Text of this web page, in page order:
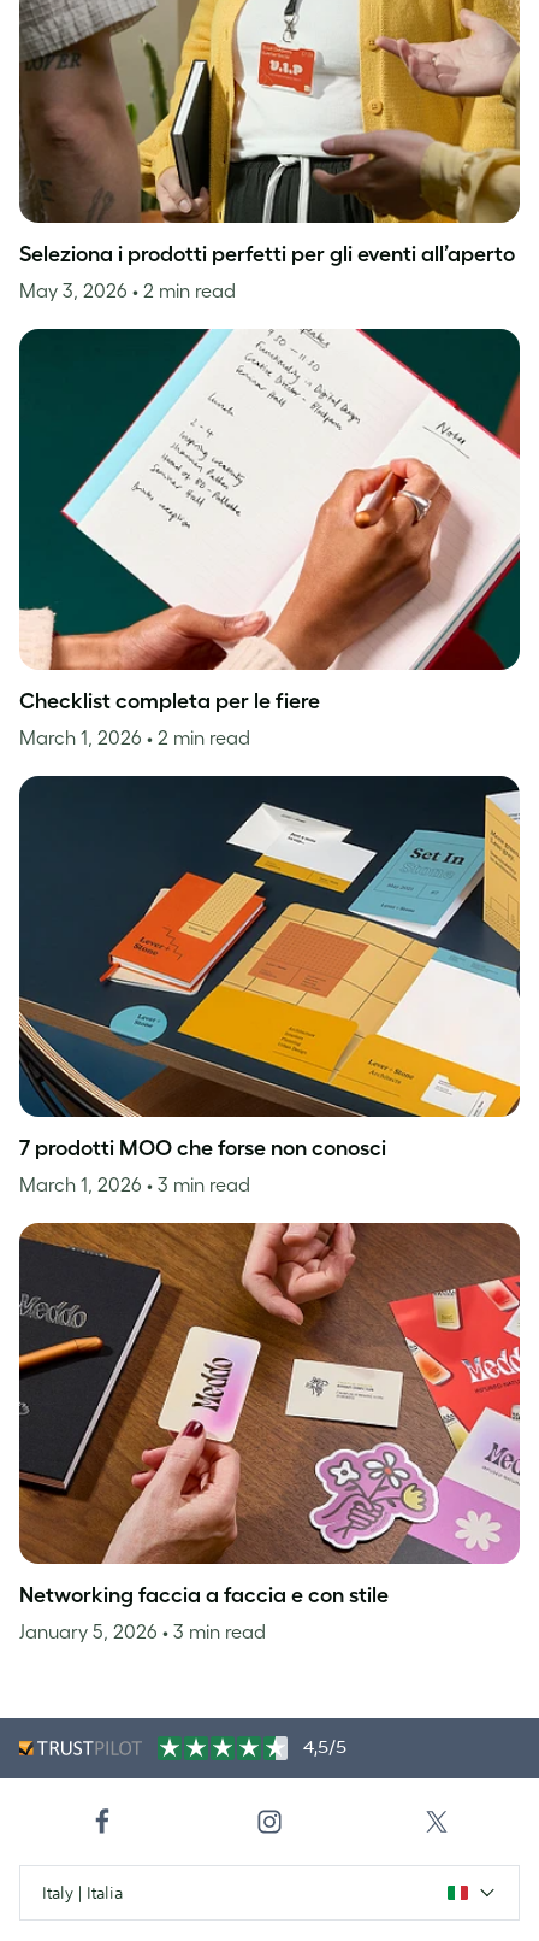
Seleziona i prodotti perfetti per gli eventi all’aperto
May 3, 2026 • 2 min read
Checklist completa per le fiere
March 1, 2026 • 2 min read
7 prodotti MOO che forse non conosci
March 1, 2026 • 3 min read
Networking faccia a faccia e con stile
January 5, 2026 • 3 min read
4,5/5
Italy | Italia